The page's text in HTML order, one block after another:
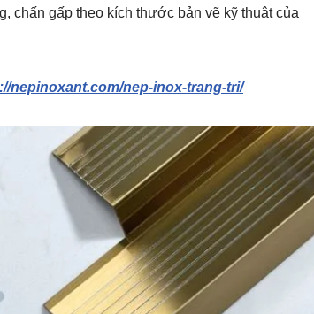
chấn gấp theo kích thước bản vẽ kỹ thuật của
nepinoxant.com/nep-inox-trang-tri/